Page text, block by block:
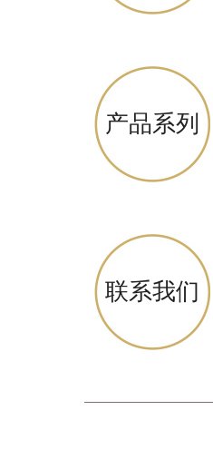
产品系列
联系我们